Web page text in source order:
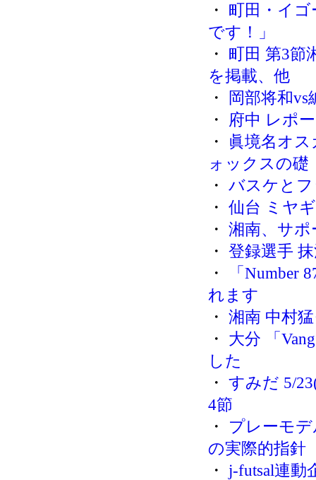
・ 町田・イ
です！」
・ 町田 第3節
を掲載、他
・ 岡部将和
・ 府中 レポ
・ 眞境名オ
ォックスの礎
・ バスケと
・ 仙台 ミヤ
・ 湘南、サ
・ 登録選手
・
「Number
れます
・ 湘南 中村
・ 大分 「
した
・ すみだ 5/
4節
・ プレーモ
の実際的指針
・ j-futsal連動